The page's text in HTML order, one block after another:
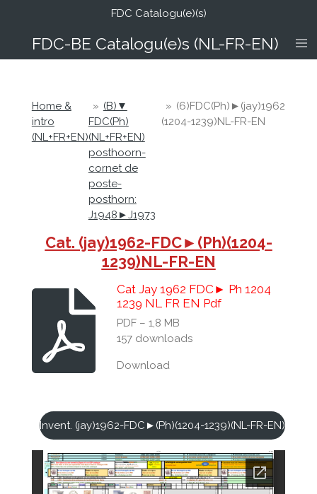
de
FDC-BE Catalogu(e)s (NL-FR-EN)
FDC Catalogu(e)(s)
Home &
intro
(NL+FR+EN)
» (B)▼
FDC(Ph)
(NL+FR+EN)
posthoorn-
cornet de
poste-
posthorn:
J1948►J1973
» (6)FDC(Ph)►(jay)1962
(1204-1239)NL-FR-EN
Cat. (jay)1962-FDC►(Ph)(1204-
1239)NL-FR-EN
Cat Jay 1962 FDC► Ph 1204
1239 NL FR EN Pdf
PDF – 1,8 MB
157 downloads
Download
Invent. (jay)1962-FDC►(Ph)(1204-1239)(NL-FR-EN)